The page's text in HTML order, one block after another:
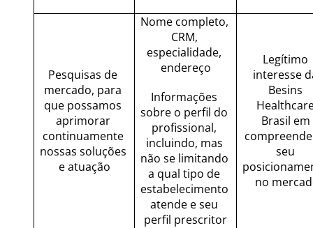
Pesquisas de
mercado, para
que possamos
aprimorar
continuamente
nossas soluções
e atuação
Nome completo,
CRM,
especialidade,
endereço
Informações
sobre o perfil do
profissional,
incluindo, mas
não se limitando
a qual tipo de
estabelecimento
atende e seu
perfil prescritor
Legítimo
interesse
Besins
Brasil em
seu
no